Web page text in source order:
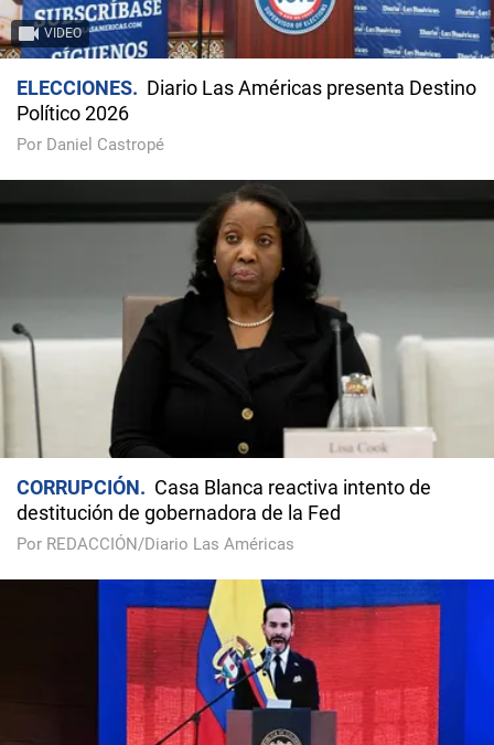
VIDEO
ELECCIONES
Diario Las Américas presenta Destino
Político 2026
Por Daniel Castropé
CORRUPCIÓN
Casa Blanca reactiva intento de
destitución de gobernadora de la Fed
Por REDACCIÓN/Diario Las Américas